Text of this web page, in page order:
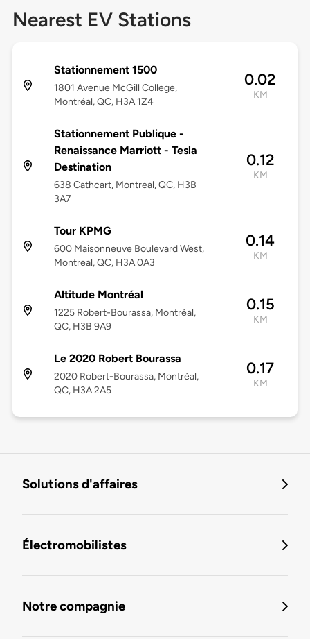
Nearest EV Stations
Stationnement 1500
1801 Avenue McGill College,
Montréal, QC, H3A 1Z4
0.02
KM
Stationnement Publique -
Renaissance Marriott - Tesla
Destination
638 Cathcart, Montreal, QC, H3B
3A7
0.12
KM
Tour KPMG
600 Maisonneuve Boulevard West,
Montreal, QC, H3A 0A3
0.14
KM
Altitude Montréal
1225 Robert-Bourassa, Montréal,
QC, H3B 9A9
0.15
KM
Le 2020 Robert Bourassa
2020 Robert-Bourassa, Montréal,
QC, H3A 2A5
0.17
KM
Solutions d'affaires
Électromobilistes
Notre compagnie